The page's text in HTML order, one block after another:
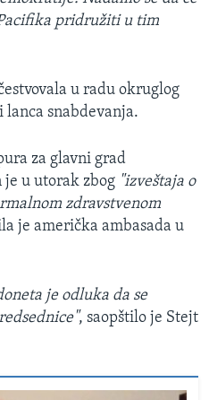
pridružiti u tim
u radu okruglog
snabdevanja.
za glavni grad
u utorak zbog "izveštaja o
zdravstvenom
je američka ambasada u
je odluka da se
, saopštilo je Stejt